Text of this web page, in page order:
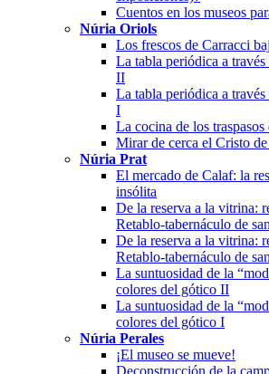
Cuentos en los museos
Núria Oriols
Los frescos de Carracci
La tabla periódica a través
II
La tabla periódica a través
I
La cocina de los
Mirar de cerca el Cristo
Núria Prat
El mercado de Calaf: la
insólita
De la reserva a la vitrina:
Retablo-tabernáculo de
De la reserva a la vitrina:
Retablo-tabernáculo de
La suntuosidad de la
colores del gótico II
La suntuosidad de la
colores del gótico I
Núria Perales
¡El museo se mueve!